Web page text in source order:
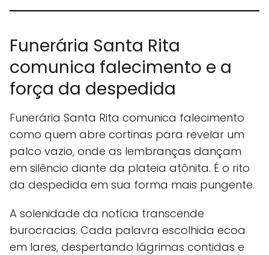
Funerária Santa Rita
comunica falecimento e a
força da despedida
Funerária Santa Rita comunica falecimento
como quem abre cortinas para revelar um
palco vazio, onde as lembranças dançam
em silêncio diante da plateia atônita. É o rito
da despedida em sua forma mais pungente.
A solenidade da notícia transcende
burocracias. Cada palavra escolhida ecoa
em lares, despertando lágrimas contidas e